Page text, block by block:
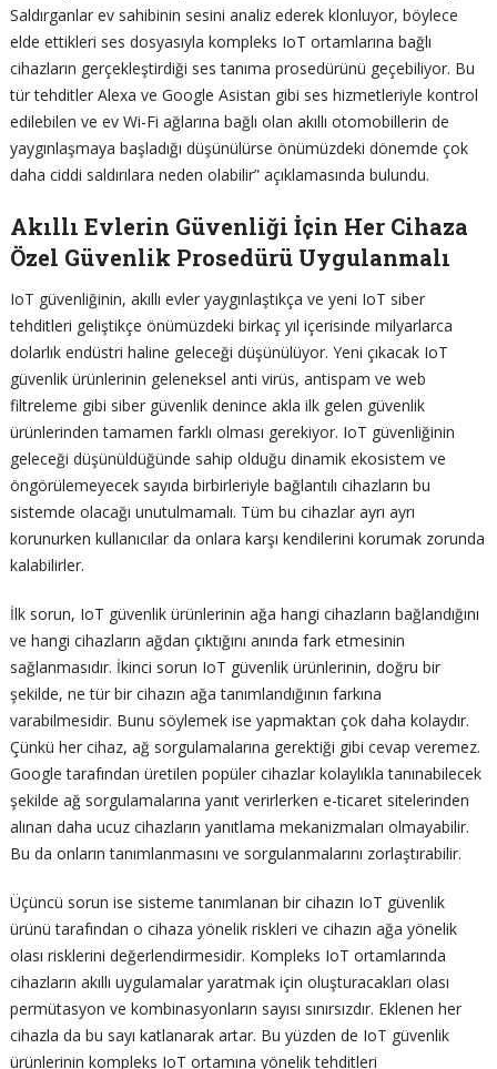
Saldırganlar ev sahibinin sesini analiz ederek klonluyor, böylece
elde ettikleri ses dosyasıyla kompleks IoT ortamlarına bağlı
cihazların gerçekleştirdiği ses tanıma prosedürünü geçebiliyor. Bu
tür tehditler Alexa ve Google Asistan gibi ses hizmetleriyle kontrol
edilebilen ve ev Wi-Fi ağlarına bağlı olan akıllı otomobillerin de
yaygınlaşmaya başladığı düşünülürse önümüzdeki dönemde çok
daha ciddi saldırılara neden olabilir” açıklamasında bulundu.
Akıllı Evlerin Güvenliği İçin Her Cihaza
Özel Güvenlik Prosedürü Uygulanmalı
IoT güvenliğinin, akıllı evler yaygınlaştıkça ve yeni IoT siber
tehditleri geliştikçe önümüzdeki birkaç yıl içerisinde milyarlarca
dolarlık endüstri haline geleceği düşünülüyor. Yeni çıkacak IoT
güvenlik ürünlerinin geleneksel anti virüs, antispam ve web
filtreleme gibi siber güvenlik denince akla ilk gelen güvenlik
ürünlerinden tamamen farklı olması gerekiyor. IoT güvenliğinin
geleceği düşünüldüğünde sahip olduğu dinamik ekosistem ve
öngörülemeyecek sayıda birbirleriyle bağlantılı cihazların bu
sistemde olacağı unutulmamalı. Tüm bu cihazlar ayrı ayrı
korunurken kullanıcılar da onlara karşı kendilerini korumak zorunda
kalabilirler.
İlk sorun, IoT güvenlik ürünlerinin ağa hangi cihazların bağlandığını
ve hangi cihazların ağdan çıktığını anında fark etmesinin
sağlanmasıdır. İkinci sorun IoT güvenlik ürünlerinin, doğru bir
şekilde, ne tür bir cihazın ağa tanımlandığının farkına
varabilmesidir. Bunu söylemek ise yapmaktan çok daha kolaydır.
Çünkü her cihaz, ağ sorgulamalarına gerektiği gibi cevap veremez.
Google tarafından üretilen popüler cihazlar kolaylıkla tanınabilecek
şekilde ağ sorgulamalarına yanıt verirlerken e-ticaret sitelerinden
alınan daha ucuz cihazların yanıtlama mekanizmaları olmayabilir.
Bu da onların tanımlanmasını ve sorgulanmalarını zorlaştırabilir.
Üçüncü sorun ise sisteme tanımlanan bir cihazın IoT güvenlik
ürünü tarafından o cihaza yönelik riskleri ve cihazın ağa yönelik
olası risklerini değerlendirmesidir. Kompleks IoT ortamlarında
cihazların akıllı uygulamalar yaratmak için oluşturacakları olası
permütasyon ve kombinasyonların sayısı sınırsızdır. Eklenen her
cihazla da bu sayı katlanarak artar. Bu yüzden de IoT güvenlik
ürünlerinin kompleks IoT ortamına yönelik tehditleri